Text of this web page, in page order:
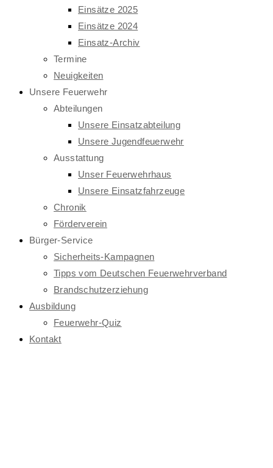
Einsätze 2025
Einsätze 2024
Einsatz-Archiv
Termine
Neuigkeiten
Unsere Feuerwehr
Abteilungen
Unsere Einsatzabteilung
Unsere Jugendfeuerwehr
Ausstattung
Unser Feuerwehrhaus
Unsere Einsatzfahrzeuge
Chronik
Förderverein
Bürger-Service
Sicherheits-Kampagnen
Tipps vom Deutschen Feuerwehrverband
Brandschutzerziehung
Ausbildung
Feuerwehr-Quiz
Kontakt